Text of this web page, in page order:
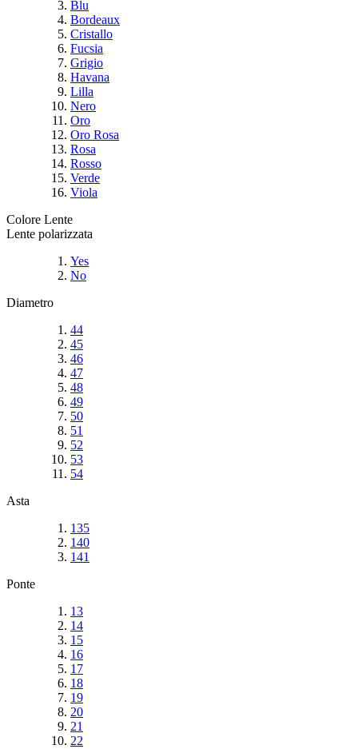
Blu
Bordeaux
Cristallo
Fucsia
Grigio
Havana
Lilla
Nero
Oro
Oro Rosa
Rosa
Rosso
Verde
Viola
Colore Lente
Lente polarizzata
Yes
No
Diametro
44
45
46
47
48
49
50
51
52
53
54
Asta
135
140
141
Ponte
13
14
15
16
17
18
19
20
21
22